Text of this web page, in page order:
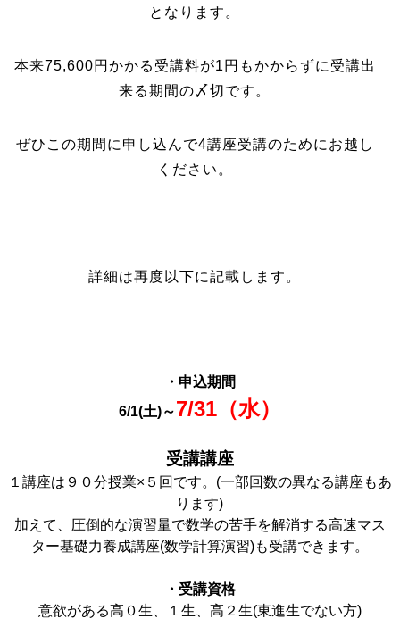
となります。
本来75,600円かかる受講料が1円もかからずに受講出
来る期間の〆切です。
ぜひこの期間に申し込んで4講座受講のためにお越し
ください。
詳細は再度以下に記載します。
・申込期間
6/1(土)～7/31（水）
受講講座
１講座は９０分授業×５回です。(一部回数の異なる講座もあ
ります)
加えて、圧倒的な演習量で数学の苦手を解消する高速マス
ター基礎力養成講座(数学計算演習)も受講できます。
・受講資格
意欲がある高０生、１生、高２生(東進生でない方)